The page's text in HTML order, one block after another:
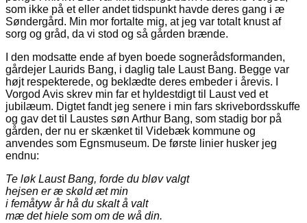
som ikke på et eller andet tidspunkt havde deres gang i æ
Søndergård. Min mor fortalte mig, at jeg var totalt knust af
sorg og gråd, da vi stod og så gården brænde.
I den modsatte ende af byen boede sognerådsformanden,
gårdejer Laurids Bang, i daglig tale Laust Bang. Begge var
højt respekterede, og beklædte deres embeder i årevis. I
Vorgod Avis skrev min far et hyldestdigt til Laust ved et
jubilæum. Digtet fandt jeg senere i min fars skrivebordsskuffe
og gav det til Laustes søn Arthur Bang, som stadig bor på
gården, der nu er skænket til Videbæk kommune og
anvendes som Egnsmuseum. De første linier husker jeg
endnu:
Te løk Laust Bang, forde du bløv valgt
hejsen er æ skøld æt min
i femåtyw år hå du skalt å valt
mæ det hiele som om de wå din.